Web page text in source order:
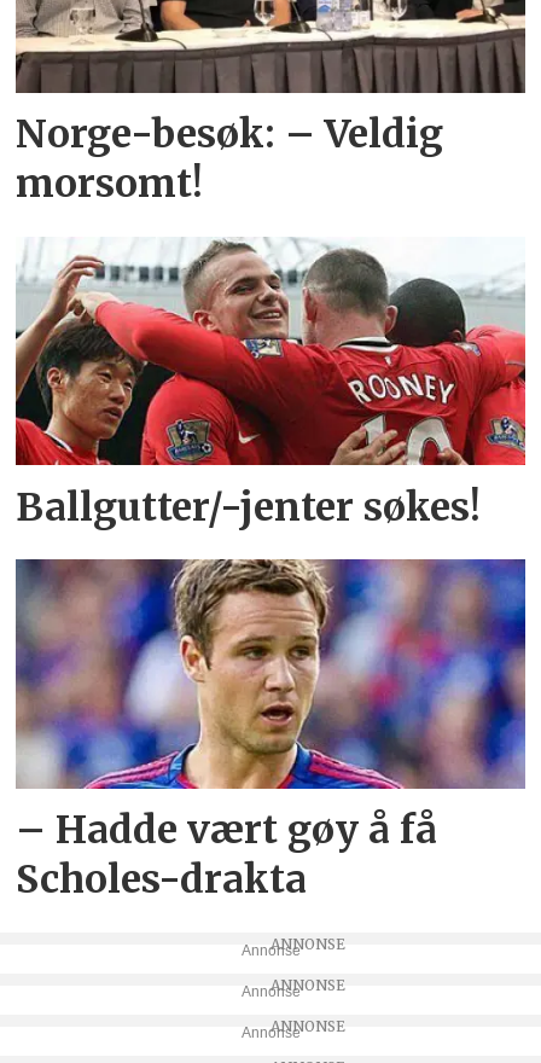
Norge-besøk: – Veldig
morsomt!
Ballgutter/-jenter søkes!
– Hadde vært gøy å få
Scholes-drakta
Annonse
Annonse
Annonse